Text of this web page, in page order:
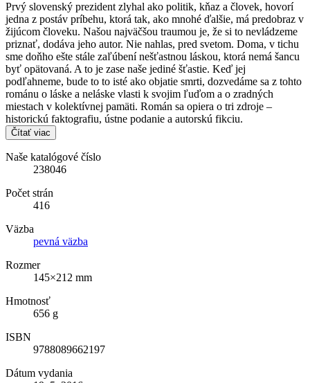
Prvý slovenský prezident zlyhal ako politik, kňaz a človek, hovorí
jedna z postáv príbehu, ktorá tak, ako mnohé ďalšie, má predobraz v
žijúcom človeku. Našou najväčšou traumou je, že si to nevládzeme
priznať, dodáva jeho autor. Nie nahlas, pred svetom. Doma, v tichu
sme doňho ešte stále zaľúbení nešťastnou láskou, ktorá nemá šancu
byť opätovaná. A to je zase naše jediné šťastie. Keď jej
podľahneme, bude to to isté ako objatie smrti, dozvedáme sa z tohto
románu o láske a neláske vlasti k svojim ľuďom a o zradných
miestach v kolektívnej pamäti. Román sa opiera o tri zdroje –
historickú faktografiu, ústne podanie a autorskú fikciu.
Čítať viac
Naše katalógové číslo
238046
Počet strán
416
Väzba
pevná väzba
Rozmer
145×212 mm
Hmotnosť
656 g
ISBN
9788089662197
Dátum vydania